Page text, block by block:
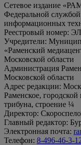
Сетевое издание
Федеральной службой
информационных
Реестровый номер:
Учредители:
«Раменский
Московской области
Администрация
Московской области
Адрес редакции:
Раменское,
трибуна, строение ¼
Директор:
Главный редактор:
Электронная почта:
Телефон: 8-496-46-3-